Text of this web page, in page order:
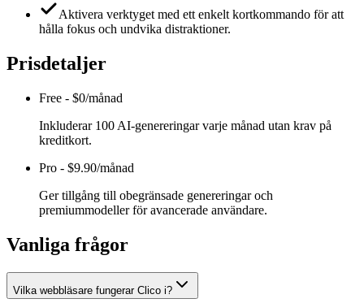
Aktivera verktyget med ett enkelt kortkommando för att
hålla fokus och undvika distraktioner.
Prisdetaljer
Free - $0/månad
Inkluderar 100 AI-genereringar varje månad utan krav på
kreditkort.
Pro - $9.90/månad
Ger tillgång till obegränsade genereringar och
premiummodeller för avancerade användare.
Vanliga frågor
Vilka webbläsare fungerar Clico i?